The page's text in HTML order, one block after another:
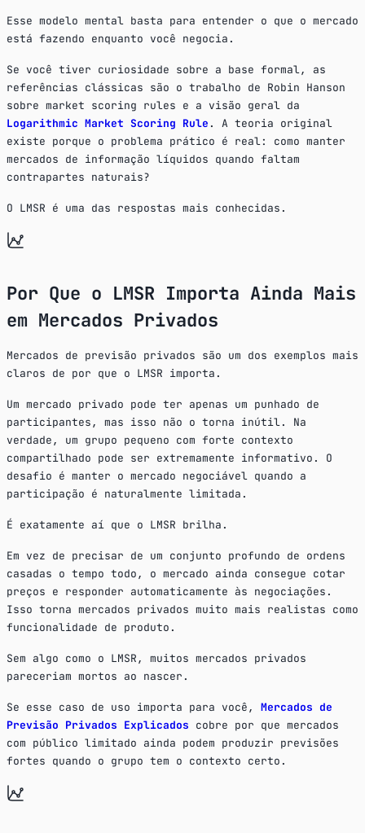
Esse modelo mental basta para entender o que o mercado
está fazendo enquanto você negocia.
Se você tiver curiosidade sobre a base formal, as
referências clássicas são o trabalho de Robin Hanson
sobre market scoring rules e a visão geral da
Logarithmic Market Scoring Rule . A teoria original
existe porque o problema prático é real: como manter
mercados de informação líquidos quando faltam
contrapartes naturais?
O LMSR é uma das respostas mais conhecidas.
Por Que o LMSR Importa Ainda Mais
em Mercados Privados
Mercados de previsão privados são um dos exemplos mais
claros de por que o LMSR importa.
Um mercado privado pode ter apenas um punhado de
participantes, mas isso não o torna inútil. Na
verdade, um grupo pequeno com forte contexto
compartilhado pode ser extremamente informativo. O
desafio é manter o mercado negociável quando a
participação é naturalmente limitada.
É exatamente aí que o LMSR brilha.
Em vez de precisar de um conjunto profundo de ordens
casadas o tempo todo, o mercado ainda consegue cotar
preços e responder automaticamente às negociações.
Isso torna mercados privados muito mais realistas como
funcionalidade de produto.
Sem algo como o LMSR, muitos mercados privados
pareceriam mortos ao nascer.
Se esse caso de uso importa para você, Mercados de
Previsão Privados Explicados cobre por que mercados
com público limitado ainda podem produzir previsões
fortes quando o grupo tem o contexto certo.